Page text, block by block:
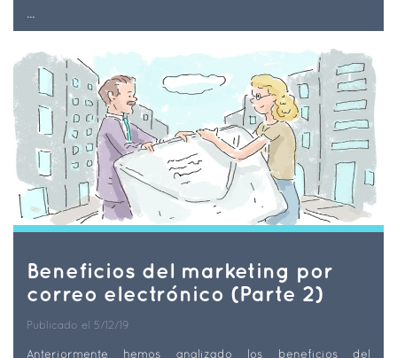
...
Beneficios del marketing por
correo electrónico (Parte 2)
Publicado el 5/12/19
Anteriormente hemos analizado los beneficios del